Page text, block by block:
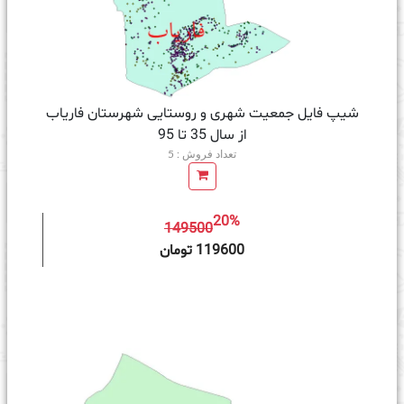
شیپ فایل جمعیت شهری و روستایی شهرستان فاریاب
از سال 35 تا 95
تعداد فروش : 5
14950020%
119600 تومان